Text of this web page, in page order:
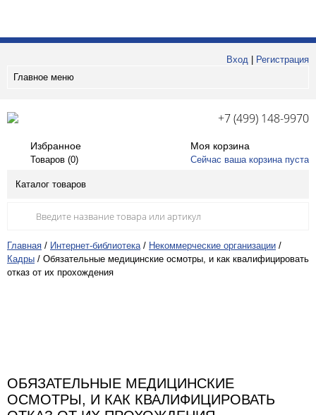
Вход
Регистрация
Главное меню
+7 (499) 148-9970
Избранное
Товаров (0)
Моя корзина
Сейчас ваша корзина пуста
Каталог товаров
Главная / Интернет-библиотека / Некоммерческие организации /
Кадры / Обязательные медицинские осмотры, и как квалифицировать
отказ от их прохождения
ОБЯЗАТЕЛЬНЫЕ МЕДИЦИНСКИЕ
ОСМОТРЫ, И КАК КВАЛИФИЦИРОВАТЬ